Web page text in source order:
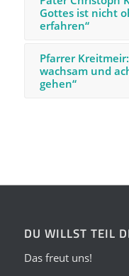
Gottes ist nicht
erfahren“
Pfarrer
wachsam und
gehen“
DU WILLST TEIL
Das freut uns!